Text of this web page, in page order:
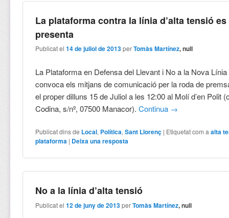
La plataforma contra la línia d’alta tensió es
presenta
Publicat el14 de juliol de 2013 perTomàs Martínez, null
La Plataforma en Defensa del Llevant i No a la Nova Línia
convoca els mitjans de comunicació per la roda de
el proper dilluns 15 de Juliol a les 12:00 al Molí d’en Polit
Codina, s/nº, 07500 Manacor).Continua →
Publicat dins de Local, Política,Sant Llorenç | Etiquetat com a alta
plataforma | Deixa una resposta
No a la línia d’alta tensió
Publicat el12 de juny de 2013 perTomàs Martínez, null